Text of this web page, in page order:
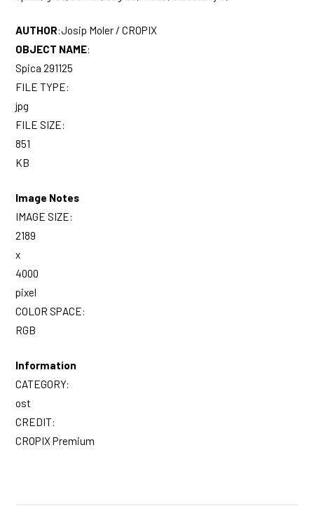
AUTHOR:Josip Moler / CROPIX
OBJECT NAME:
Spica 291125
FILE TYPE:
jpg
FILE SIZE:
851
KB
Image Notes
IMAGE SIZE:
2189
x
4000
pixel
COLOR SPACE:
RGB
Information
CATEGORY:
ost
CREDIT:
CROPIX Premium